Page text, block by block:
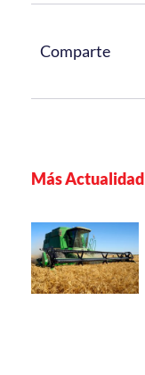
Comparte
Más Actualidad